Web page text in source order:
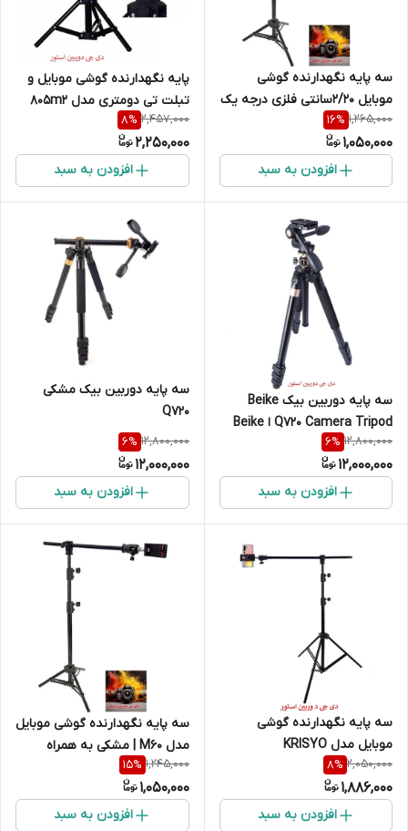
سه پایه نگهدارنده گوشی
موبایل 2/20سانتی فلزی درجه یک
باهددومحوره موبایل
1,265,000
16%
1,050,000
افزودن به سبد
پایه نگهدارنده گوشی موبایل و
تبلت تی دومتری مدل 805m2
2,457,000
8%
2,250,000
افزودن به سبد
سه پایه دوربین بیک Beike
Q720 Camera Tripod ا Beike
Q720 Camera Tripod مشکی
12,800,000
6%
12,000,000
افزودن به سبد
سه پایه دوربین بیک مشکی
Q720
12,800,000
6%
12,000,000
افزودن به سبد
سه پایه نگهدارنده گوشی
موبایل مدل KRISYO
T895{پایه بزرگ ومیله بلند}
هولدرتبلت {2/30سانتی متر }
2,050,000
8%
1,886,000
افزودن به سبد
سه پایه نگهدارنده گوشی موبایل
مدل M60 | مشکی به همراه
هولدر موبایل138سانت
1,245,000
15%
1,050,000
افزودن به سبد